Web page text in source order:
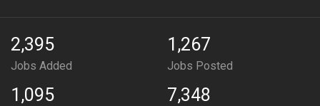
2,395
Jobs Added
1,267
Jobs Posted
1,095 7,348